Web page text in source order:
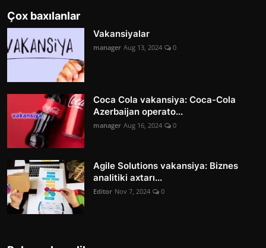
Çox baxılanlar
Vakansiyalar
manager Aug 13, 2024 0
Coca Cola vakansiya: Coca-Cola
Azerbaijan operato...
manager Aug 16, 2024 0
Agile Solutions vakansiya: Biznes
analitiki axtarı...
Editor Nov 7, 2024 0